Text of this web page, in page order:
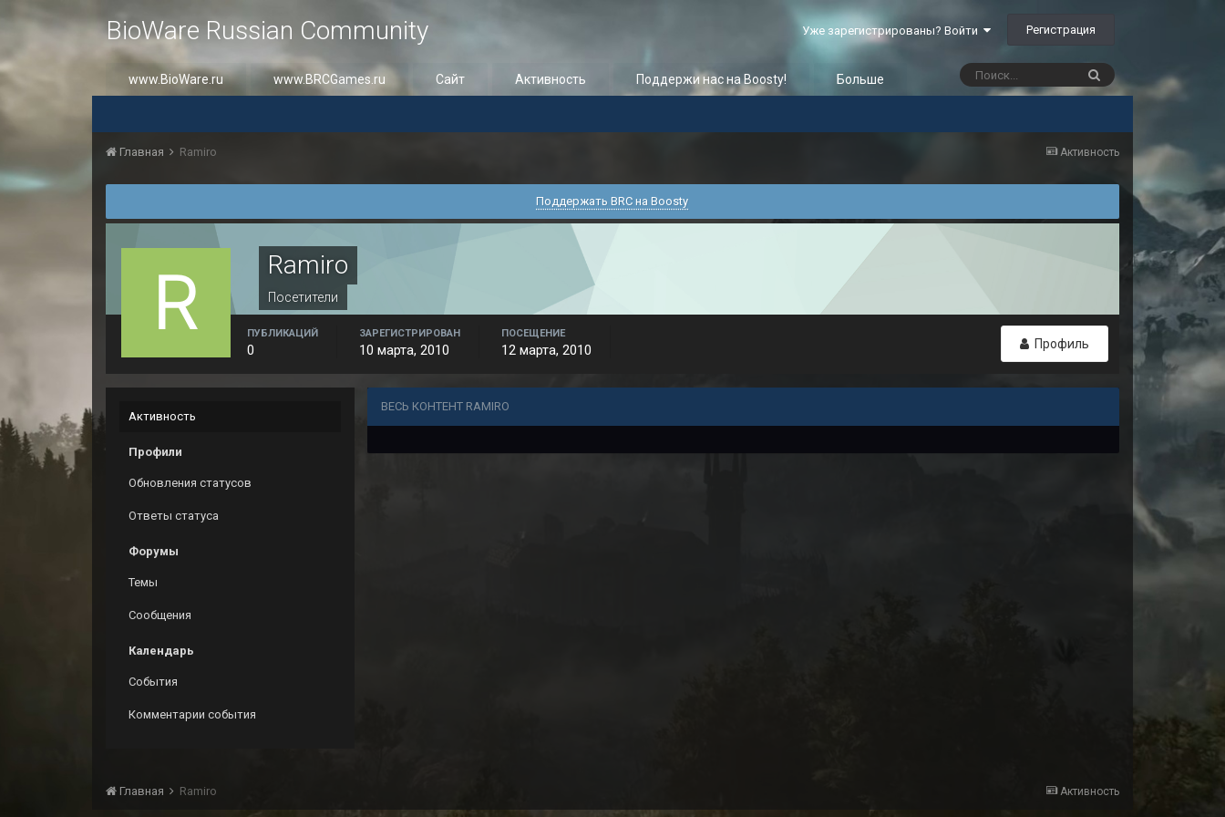
BioWare Russian Community Уже зарегистрированы? Войти Регистрация
www.BioWare.ru www.BRCGames.ru Сайт Активность Поддержи нас на Boosty! Больше
Активность
Главная Ramiro
Поддержать BRC на Boosty
Ramiro
Посетители
Профиль
ПУБЛИКАЦИЙ
0
ЗАРЕГИСТРИРОВАН
10 марта, 2010
ПОСЕЩЕНИЕ
12 марта, 2010
Активность
Профили
Обновления статусов
Ответы статуса
Форумы
Темы
Сообщения
Календарь
События
Комментарии события
ВЕСЬ КОНТЕНТ RAMIRO
Активность
Главная Ramiro